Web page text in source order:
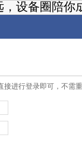
设备圈陪你
接进行登录即可，不需